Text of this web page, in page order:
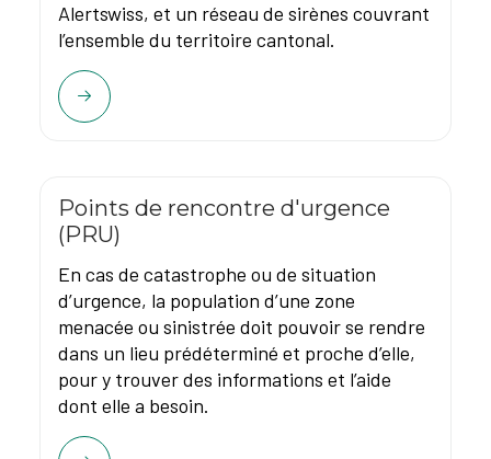
Alertswiss, et un réseau de sirènes couvrant
l’ensemble du territoire cantonal.
Points de rencontre d'urgence
(PRU)
En cas de catastrophe ou de situation
d’urgence, la population d’une zone
menacée ou sinistrée doit pouvoir se rendre
dans un lieu prédéterminé et proche d’elle,
pour y trouver des informations et l’aide
dont elle a besoin.